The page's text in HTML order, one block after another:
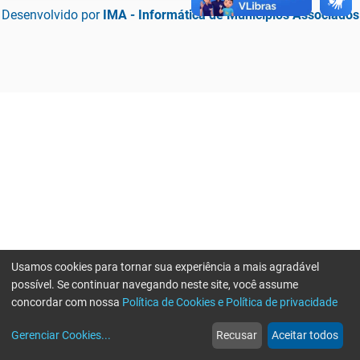
Desenvolvido por IMA - Informática de Municípios Associados
web
Notícias
more_horiz
Mais
Usamos cookies para tornar sua experiência a mais agradável
possível. Se continuar navegando neste site, você assume
concordar com nossa Política de Cookies e Política de privacidade
Gerenciar Cookies... Recusar Aceitar todos
Erro ao enviar informações, por favor tente novamente